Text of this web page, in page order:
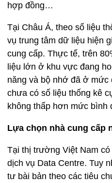
hợp đồng…
Tại Châu Á, theo số liệu
vụ trung tâm dữ liệu hiện
cung cấp. Thực tế, trên
liệu lớn ở khu vực đang
năng và bộ nhớ đã ở mức
chưa có số liệu thống kê
không thấp hơn mức bình
Lựa chọn nhà cung cấp
Tại thị trường Việt Nam
dịch vụ Data Centre. Tuy
tư bài bản theo các tiêu